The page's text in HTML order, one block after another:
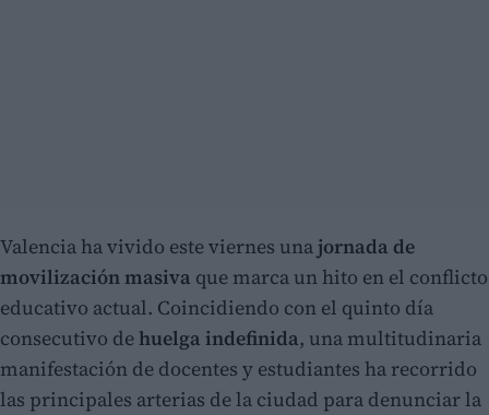
Valencia ha vivido este viernes unajornada de
movilización masiva que marca un hito en el conflicto
educativo actual. Coincidiendo con el quinto día
consecutivo dehuelga indefinida, una multitudinaria
manifestación de docentes y estudiantes ha recorrido
las principales arterias de la ciudad para denunciar la